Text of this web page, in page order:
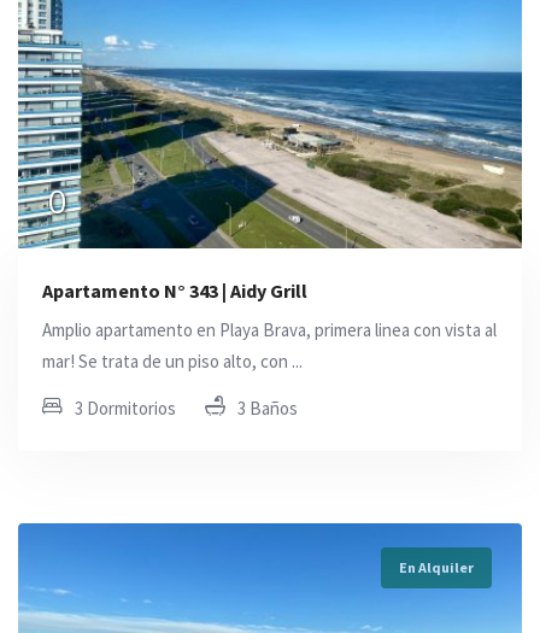
0
Apartamento N° 343 | Aidy Grill
Amplio apartamento en Playa Brava, primera linea con vista al
mar! Se trata de un piso alto, con ...
3 Dormitorios 3 Baños
En Alquiler